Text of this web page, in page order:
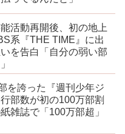
活動再開後、初の地上
系『THE TIME』に出
を告白「自分の弱い部
を誇った『週刊少年ジ
部数が初の100万部割
誌で「100万部超」